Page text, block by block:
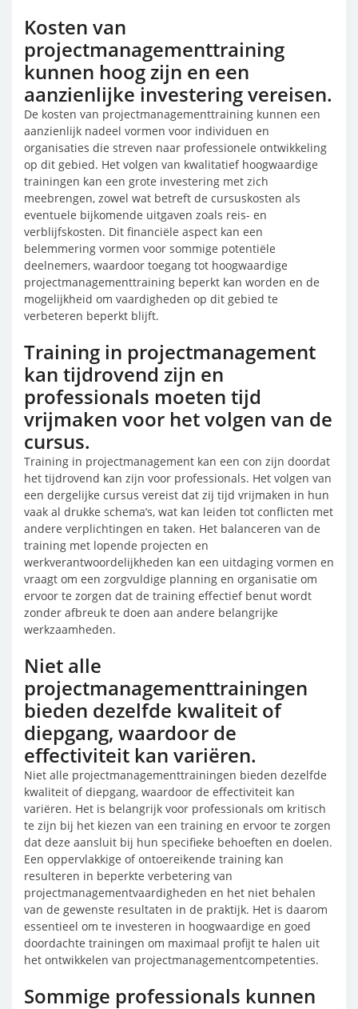
Kosten van
projectmanagementtraining
kunnen hoog zijn en een
aanzienlijke investering vereisen.
De kosten van projectmanagementtraining kunnen een
aanzienlijk nadeel vormen voor individuen en
organisaties die streven naar professionele ontwikkeling
op dit gebied. Het volgen van kwalitatief hoogwaardige
trainingen kan een grote investering met zich
meebrengen, zowel wat betreft de cursuskosten als
eventuele bijkomende uitgaven zoals reis- en
verblijfskosten. Dit financiële aspect kan een
belemmering vormen voor sommige potentiële
deelnemers, waardoor toegang tot hoogwaardige
projectmanagementtraining beperkt kan worden en de
mogelijkheid om vaardigheden op dit gebied te
verbeteren beperkt blijft.
Training in projectmanagement
kan tijdrovend zijn en
professionals moeten tijd
vrijmaken voor het volgen van de
cursus.
Training in projectmanagement kan een con zijn doordat
het tijdrovend kan zijn voor professionals. Het volgen van
een dergelijke cursus vereist dat zij tijd vrijmaken in hun
vaak al drukke schema’s, wat kan leiden tot conflicten met
andere verplichtingen en taken. Het balanceren van de
training met lopende projecten en
werkverantwoordelijkheden kan een uitdaging vormen en
vraagt om een zorgvuldige planning en organisatie om
ervoor te zorgen dat de training effectief benut wordt
zonder afbreuk te doen aan andere belangrijke
werkzaamheden.
Niet alle
projectmanagementtrainingen
bieden dezelfde kwaliteit of
diepgang, waardoor de
effectiviteit kan variëren.
Niet alle projectmanagementtrainingen bieden dezelfde
kwaliteit of diepgang, waardoor de effectiviteit kan
variëren. Het is belangrijk voor professionals om kritisch
te zijn bij het kiezen van een training en ervoor te zorgen
dat deze aansluit bij hun specifieke behoeften en doelen.
Een oppervlakkige of ontoereikende training kan
resulteren in beperkte verbetering van
projectmanagementvaardigheden en het niet behalen
van de gewenste resultaten in de praktijk. Het is daarom
essentieel om te investeren in hoogwaardige en goed
doordachte trainingen om maximaal profijt te halen uit
het ontwikkelen van projectmanagementcompetenties.
Sommige professionals kunnen